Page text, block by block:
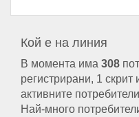
Кой е на линия
В момента има 308
регистрирани, 1 скрит
активните
Най-много